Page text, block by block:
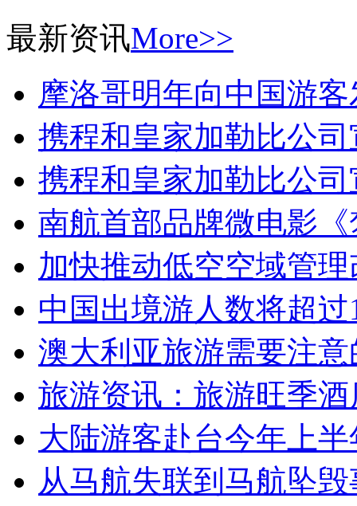
最新资讯More>>
摩洛哥明年向中国游
携程和皇家加勒比公
携程和皇家加勒比公
南航首部品牌微电影
加快推动低空空域管
中国出境游人数将超
澳大利亚旅游需要注
旅游资讯：旅游旺季
大陆游客赴台今年上半
从马航失联到马航坠